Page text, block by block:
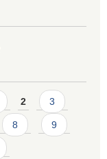
2 3
8 9